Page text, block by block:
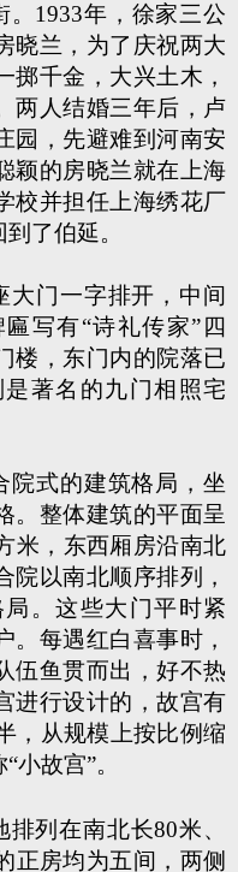
。1933年，徐家三公
晓兰，为了庆祝两大
掷千金，大兴土木，
两人结婚三年后，卢
园，先避难到河南安
颖的房晓兰就在上海
校并担任上海绣花厂
了伯延。
大门一字排开，中间
写有“诗礼传家”四
楼，东门内的院落已
著名的九门相照宅
院式的建筑格局，坐
。整体建筑的平面呈
米，东西厢房沿南北
院以南北顺序排列，
。这些大门平时紧
。每遇红白喜事时，
伍鱼贯而出，好不热
进行设计的，故宫有
，从规模上按比例缩
小故宫”。
列在南北长80米、
正房均为五间，两侧